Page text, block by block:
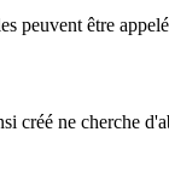
peuvent être
créé ne cherche